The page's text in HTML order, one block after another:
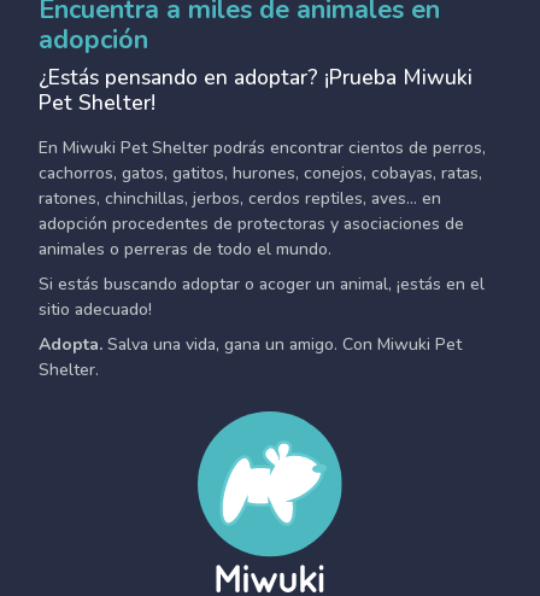
Encuentra a miles de animales en
adopción
¿Estás pensando en adoptar? ¡Prueba Miwuki
Pet Shelter!
En Miwuki Pet Shelter podrás encontrar cientos de perros,
cachorros, gatos, gatitos, hurones, conejos, cobayas, ratas,
ratones, chinchillas, jerbos, cerdos reptiles, aves... en
adopción procedentes de protectoras y asociaciones de
animales o perreras de todo el mundo.
Si estás buscando adoptar o acoger un animal, ¡estás en el
sitio adecuado!
Adopta. Salva una vida, gana un amigo. Con Miwuki Pet
Shelter.